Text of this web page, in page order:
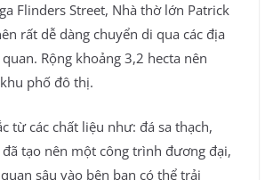
Flinders Street, Nhà thờ lớn Patrick
rất dễ dàng chuyển di qua các địa
Rộng khoảng 3,2 hecta nên
phố đô thị.
từ các chất liệu như: đá sa thạch,
tạo nên một công trình đương đại,
sâu vào bên bạn có thể trải